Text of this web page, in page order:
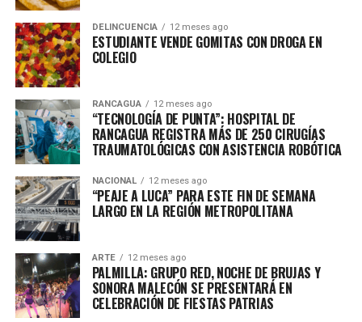
DELINCUENCIA 12 meses ago
ESTUDIANTE VENDE GOMITAS CON DROGA EN
COLEGIO
RANCAGUA 12 meses ago
“TECNOLOGÍA DE PUNTA”: HOSPITAL DE
RANCAGUA REGISTRA MÁS DE 250 CIRUGÍAS
TRAUMATOLÓGICAS CON ASISTENCIA ROBÓTICA
NACIONAL 12 meses ago
“PEAJE A LUCA” PARA ESTE FIN DE SEMANA
LARGO EN LA REGIÓN METROPOLITANA
ARTE 12 meses ago
PALMILLA: GRUPO RED, NOCHE DE BRUJAS Y
SONORA MALECÓN SE PRESENTARÁ EN
CELEBRACIÓN DE FIESTAS PATRIAS